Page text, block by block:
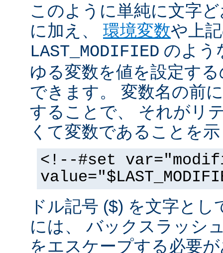
このように単純に文字
に加え、 環境変数や上
LAST_MODIFIED のよう
ゆる変数を値を設定す
できます。 変数名の前
することで、 それがリ
くて変数であることを
<!--#set
ドル記号 ($) を文字と
には、 バックスラッシ
をエスケープする必要